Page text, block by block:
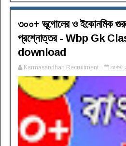
৩০০+ ভূগোলের ও ইকোনমিক
প্রশ্নোত্তর - Wbp Gk
download
Karmasandhan Recruitment আগস্ট